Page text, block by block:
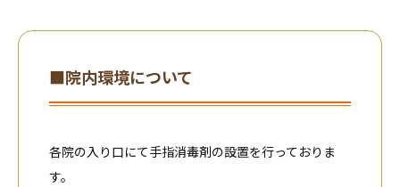
■院内環境について
各院の入り口にて手指消毒剤の設置を行っておりま
す。